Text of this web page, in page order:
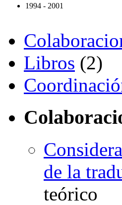
1994 - 2001
Libros (2)
de la
teórico